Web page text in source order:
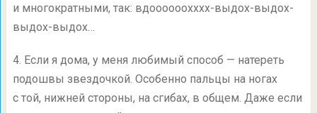
и многократными, так: вдоооооохххх-выдох-выдох-
выдох-выдох…
4. Если я дома, у меня любимый способ — натереть
подошвы звездочкой. Особенно пальцы на ногах
с той, нижней стороны, на сгибах, в общем. Даже если